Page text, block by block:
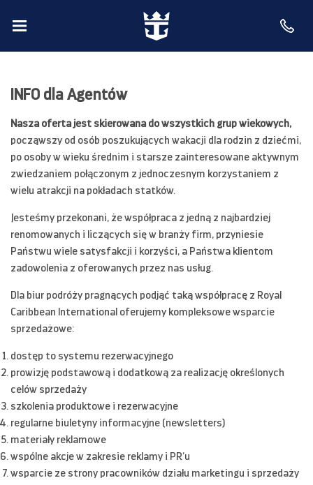
INFO dla Agentów
Nasza oferta jest skierowana do wszystkich grup wiekowych,
począwszy od osób poszukujących wakacji dla rodzin z dziećmi,
po osoby w wieku średnim i starsze zainteresowane aktywnym
zwiedzaniem połączonym z jednoczesnym korzystaniem z
wielu atrakcji na pokładach statków.
Jesteśmy przekonani, że współpraca z jedną z najbardziej
renomowanych i liczących się w branży firm, przyniesie
Państwu wiele satysfakcji i korzyści, a Państwa klientom
zadowolenia z oferowanych przez nas usług.
Dla biur podróży pragnących podjąć taką współpracę z Royal
Caribbean International oferujemy kompleksowe wsparcie
sprzedażowe:
dostęp to systemu rezerwacyjnego
prowizję podstawową i dodatkową za realizację określonych
celów sprzedaży
szkolenia produktowe i rezerwacyjne
regularne biuletyny informacyjne (newsletters)
materiały reklamowe
wspólne akcje w zakresie reklamy i PR’u
wsparcie ze strony pracowników działu marketingu i sprzedaży